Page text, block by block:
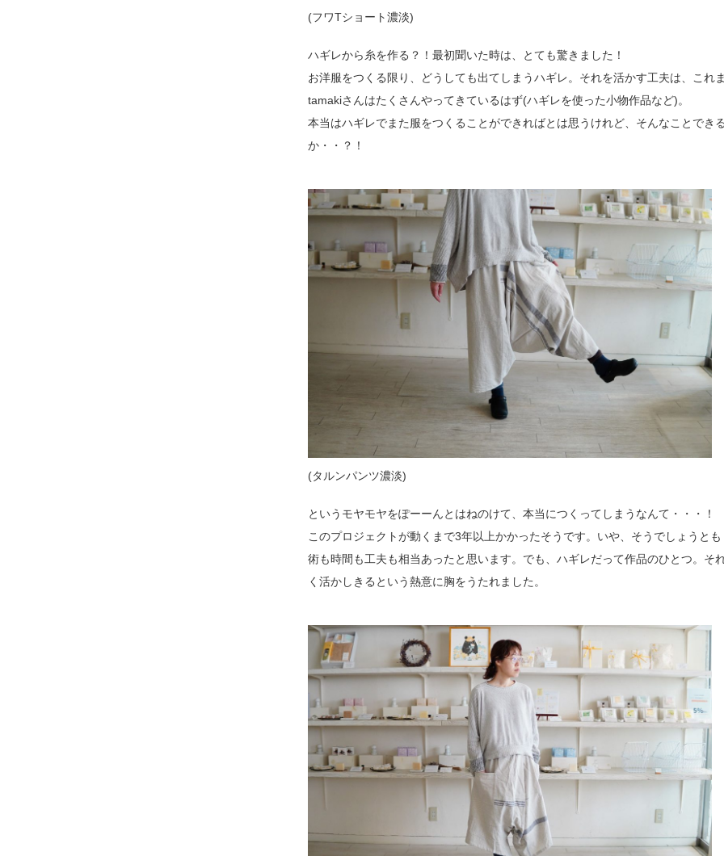
(フワTショート濃淡)
ハギレから糸を作る？！最初聞いた時は、とても驚きました！
お洋服をつくる限り、どうしても出てしまうハギレ。それを活かす工夫は、これ
tamakiさんはたくさんやってきているはず(ハギレを使った小物作品など)。
本当はハギレでまた服をつくることができればとは思うけれど、そんなことでき
か・・？！
(タルンパンツ濃淡)
というモヤモヤをぽーーんとはねのけて、本当につくってしまうなんて・・・！
このプロジェクトが動くまで3年以上かかったそうです。いや、そうでしょうと
術も時間も工夫も相当あったと思います。でも、ハギレだって作品のひとつ。そ
く活かしきるという熱意に胸をうたれました。